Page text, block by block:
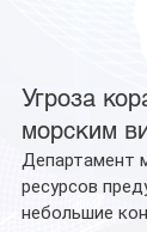
Угроза
морским
Департамент
ресурсов
небольшие